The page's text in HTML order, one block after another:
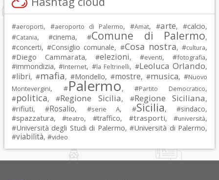
#aeroporti, #aeroporto di Palermo, #Amat, #arte, #calcio,
#Catania, #cinema, #Comune di Palermo,
#concerti, #Consiglio comunale, #Cosa nostra, #cultura,
#Diego Cammarata, #elezioni, #eventi, #fotografia,
#immondizia, #Internet, #la Feltrinelli, #Leoluca Orlando,
#libri, #mafia, #Mondello, #mostre, #musica, #Nuovo
Montevergini, #Palermo, #Partito Democratico,
#politica, #Regione Sicilia, #Regione Siciliana,
#rifiuti, #Rosalio, #serie A, #Sicilia, #sindaco,
#spazzatura, #teatro, #traffico, #trasporti, #università,
#Università degli Studi di Palermo, #Università di Palermo,
#viabilità, #video